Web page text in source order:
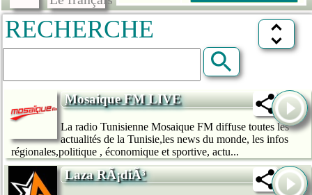
RECHERCHE
Mosaique FM LIVE
La radio Tunisienne Mosaique FM diffuse toutes les
actualités de la Tunisie,les news du monde, les infos
régionales,politique , économique et sportive, actu...
Laza RÃ¡diÃ³